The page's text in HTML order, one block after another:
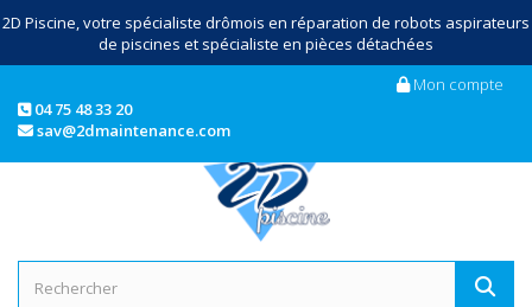
2D Piscine, votre spécialiste drômois en réparation de robots aspirateurs
de piscines et spécialiste en pièces détachées
Mon compte
04 75 48 33 20
sav@2dmaintenance.com